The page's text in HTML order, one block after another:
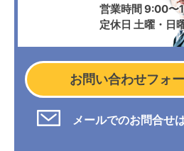
営業時間 9:00
定休日 土曜・日
お問い合わせフォ
メールでのお問合せ